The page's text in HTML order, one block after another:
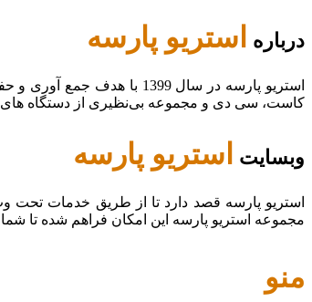
درباره استریو پارسه
استریو پارسه در سال
کاست، سی دی و مجموعه بی‌نظیری از دستگاه های
وبسایت استریو پارسه
استریو پارسه قصد دارد تا از طریق خدمات تحت
مجموعه استریو پارسه این امکان فراهم شده تا
منو